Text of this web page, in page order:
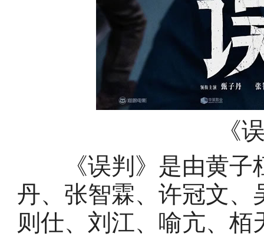
《
《误判》是由黄子
丹、张智霖、许冠文、
则仕、刘江、喻亢、